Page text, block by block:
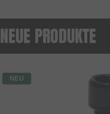
NEUE PRODUKTE
NEU